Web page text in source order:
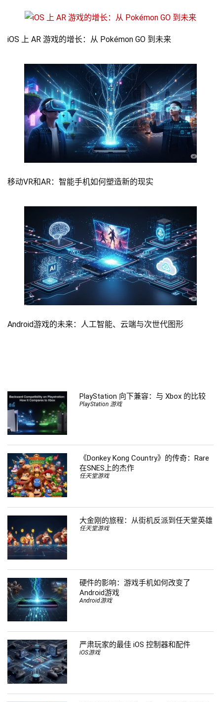
iOS 上 AR 游戏的增长：从 Pokémon GO 到未来
移动VR和AR：智能手机如何塑造新的现实
Android游戏的未来：人工智能、云端与次世代图形
PlayStation 向下兼容：与 Xbox 的比较
PlayStation 游戏
《Donkey Kong Country》的传奇：Rare
在SNES上的杰作
任天堂游戏
大金刚的旅程：从街机反派到任天堂英雄
任天堂游戏
硬件的影响：游戏手机如何改变了
Android游戏
Android游戏
严肃玩家的最佳 iOS 控制器和配件
iOS游戏